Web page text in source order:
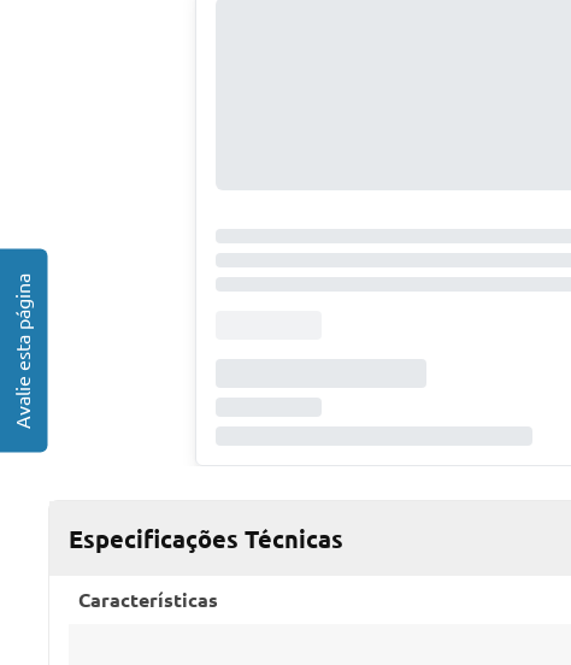
Especificações Técnicas
Características